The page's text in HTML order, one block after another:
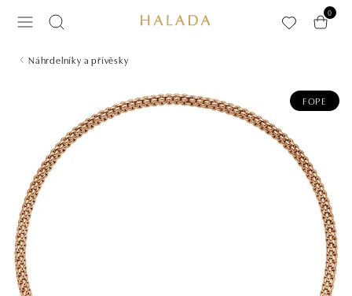
0
Náhrdelníky a přívěsky
FOPE